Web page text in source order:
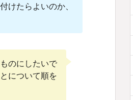
けたらよいのか、
のにしたいで
について順を